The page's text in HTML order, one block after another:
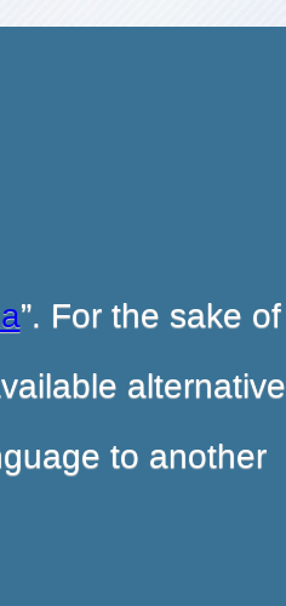
”. For the sake of
alternative
to another